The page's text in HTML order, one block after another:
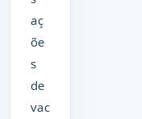
aç
õe
s
de
vac